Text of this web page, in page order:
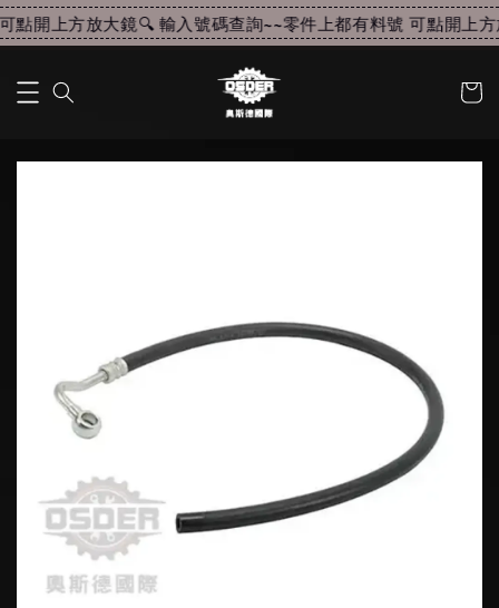
點開上方放大鏡🔍 輸入號碼查詢~~零件上都有料號 可點開上方